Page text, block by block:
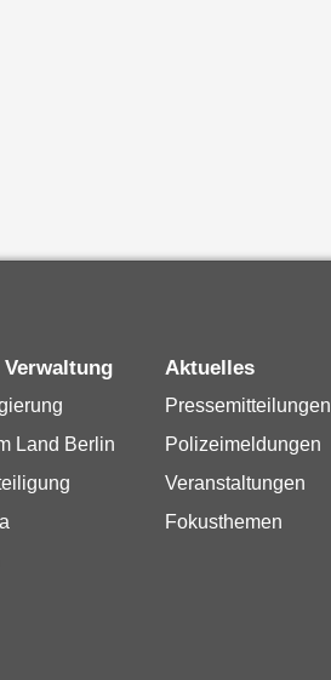
Land Berlin
Aktuelles
Pressemitteilungen
Polizeimeldungen
Veranstaltungen
Fokusthemen